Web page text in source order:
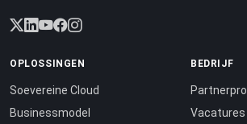
OPLOSSINGEN
Soevereine Cloud
Businessmodel
BEDRIJF
Vacatures